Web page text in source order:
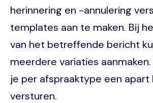
herinnering en -annulering
templates aan te maken. Bij
van het betreffende bericht
meerdere variaties
je per afspraaktype een apart
versturen.